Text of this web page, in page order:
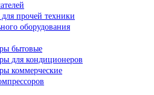
прочей техники
оборудования
бытовые
для кондиционеров
коммерческие